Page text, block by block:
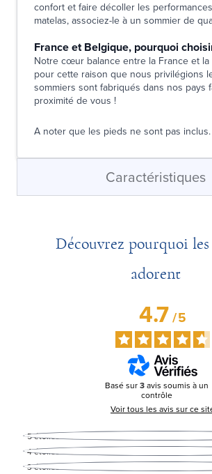
confort et faire décoller les
matelas, associez-le à un sommier de
France et Belgique, pourquoi
Notre cœur balance entre la France et
pour cette raison que nous privilégions
sommiers sont fabriqués dans nos pays
proximité de vous !
A noter que les pieds ne sont pas inclus.
Caractéristiques
Découvrez pourquoi
adorent
4.7/5
Basé sur3avis soumis à un
contrôle
Voir tous les avis sur ce
5étoiles
4étoiles
3étoiles